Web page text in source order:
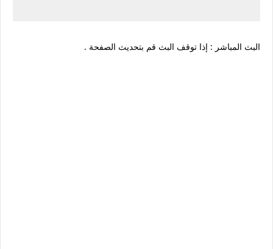
البث المباشر : إذا توقف البث قم بتحديث الصفحة .